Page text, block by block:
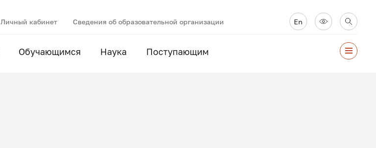
Личный кабинет Сведения об образовательной организации En
Обучающимся Наука Поступающим